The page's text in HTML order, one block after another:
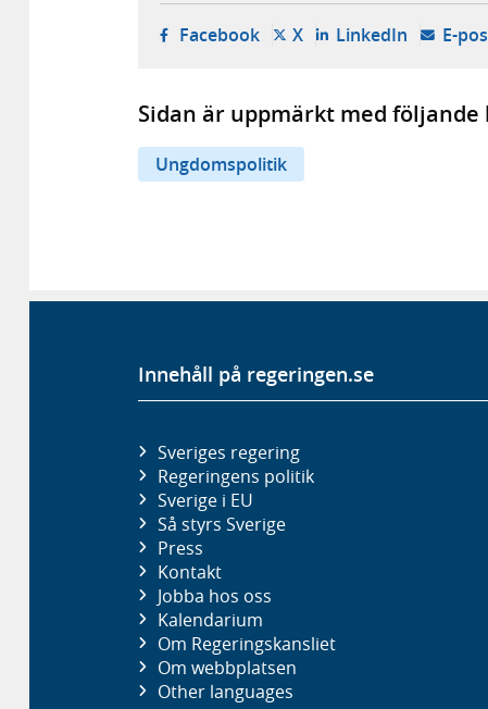
Facebook- öppnas i ny flik, extern
X- öppnas i ny flik,
LinkedIn- öppnas
E-
Sidan är uppmärkt med
Ungdomspolitik
Innehåll på regeringen.se
Sveriges regering
Regeringens politik
Sverige i EU
Så styrs Sverige
Press
Kontakt
Jobba hos oss
Kalendarium
Om Regeringskansliet
Om webbplatsen
Other languages